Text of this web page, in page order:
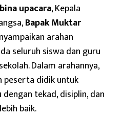
upacara, Kepala
Bapak Muktar
arahan
seluruh siswa dan guru
Dalam arahannya,
peserta didik untuk
tekad, disiplin, dan
baik.